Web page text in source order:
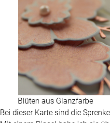
Blüten aus Glanzfarbe
Bei dieser Karte sind die